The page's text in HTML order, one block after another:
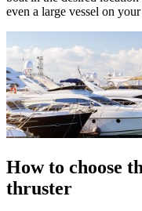
even a large vessel on
How to choose
thruster